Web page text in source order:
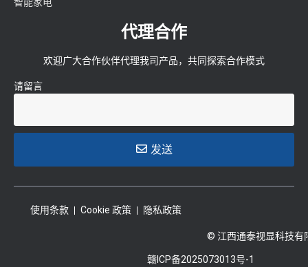
智能家电
代理合作
欢迎广大合作伙伴代理我司产品，共同探索合作模式
请留言
发送
使用条款 Cookie 政策 隐私政策
© 江西通泰视显科技有
赣ICP备2025073013号-1